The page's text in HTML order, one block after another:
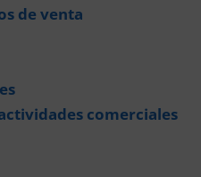
de venta
comerciales